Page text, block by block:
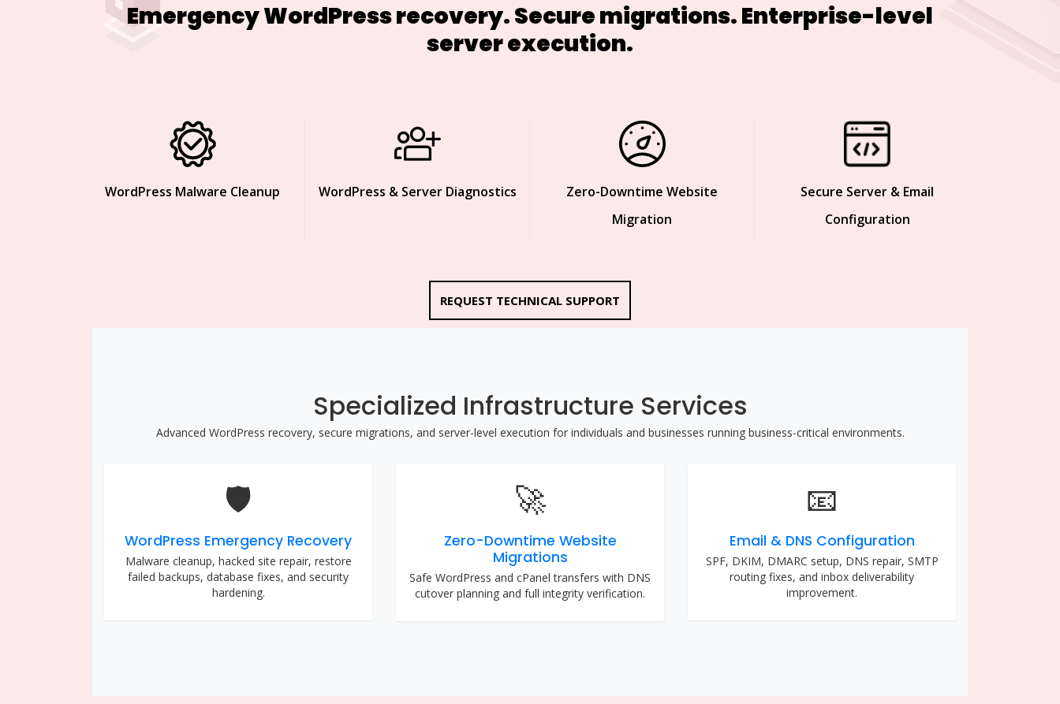
Emergency WordPress recovery. Secure migrations. Enterprise-level
server execution.
WordPress Malware Cleanup WordPress & Server Diagnostics
Zero-Downtime Website
Migration
Secure Server & Email
Configuration
REQUEST TECHNICAL SUPPORT
Specialized Infrastructure Services
Advanced WordPress recovery, secure migrations, and server-level execution for individuals and businesses running business-critical environments.
🛡️
WordPress Emergency Recovery
Malware cleanup, hacked site repair, restore
failed backups, database fixes, and security
hardening.
🚀
Zero-Downtime Website
Migrations
Safe WordPress and cPanel transfers with DNS
cutover planning and full integrity verification.
📧
Email & DNS Configuration
SPF, DKIM, DMARC setup, DNS repair, SMTP
routing fixes, and inbox deliverability
improvement.